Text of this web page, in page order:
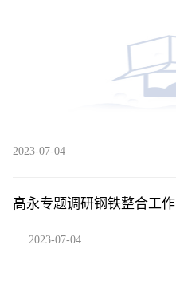
2023-07-04
高永专题调研钢铁整合工作
2023-07-04